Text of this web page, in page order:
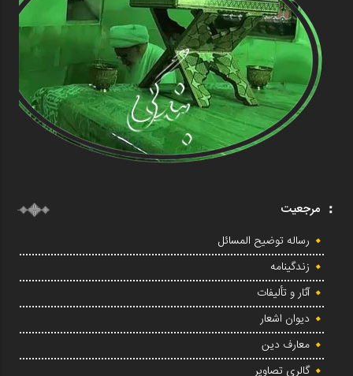
مرجعیت
رساله توضیح المسائل
زندگینامه
آثار و تألیفات
دیوان اشعار
معارف دین
گالری تصاویر